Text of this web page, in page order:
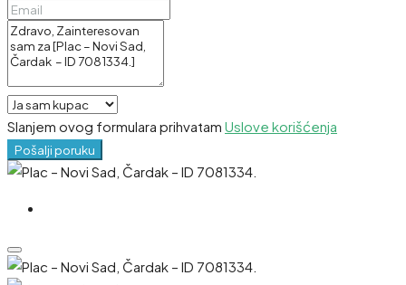
Slanjem ovog formulara prihvatam Uslove korišćenja
Pošalji poruku